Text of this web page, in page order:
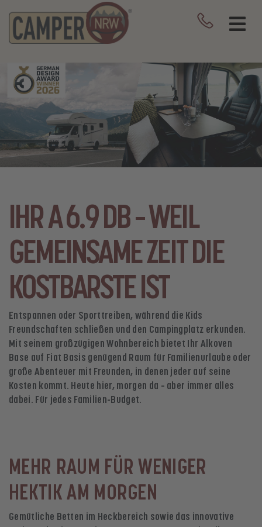
IHR A 6.9 DB – WEIL
GEMEINSAME ZEIT DIE
KOSTBARSTE IST
Entspannen oder Sporttreiben, während die Kids
Freundschaften schließen und den Campingplatz erkunden.
Mit seinem großzügigen Wohnbereich bietet Ihr Alkoven
Base auf Fiat Basis genügend Raum für Familienurlaube oder
große Abenteuer mit Freunden, in denen jeder auf seine
Kosten kommt. Heute hier, morgen da – aber immer alles
dabei. Für jedes Familien-Budget.
MEHR RAUM FÜR WENIGER
HEKTIK AM MORGEN
Gemütliche Betten im Heckbereich sowie das innovative